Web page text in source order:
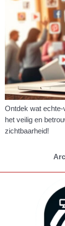
Ontdek wat
het veilig en
zichtbaarheid!